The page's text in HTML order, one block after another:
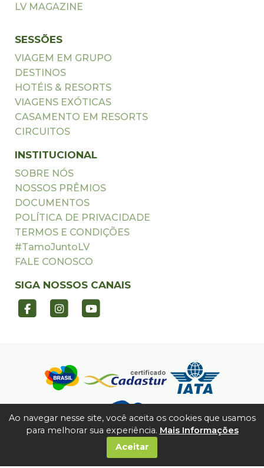
LV MAGAZINE
SESSÕES
VIAGEM EM GRUPO
DESTINOS
HOTÉIS & RESORTS
VIAGENS EXÓTICAS
CASAMENTO EM RESORTS
CIRCUITOS
INSTITUCIONAL
SOBRE NÓS
NOSSOS PRÊMIOS
DOCUMENTOS
POLÍTICA DE PRIVACIDADE
TERMOS E CONDIÇÕES
#TamoJuntoLV
FALE CONOSCO
SIGA NOSSOS CANAIS
Ao navegar nesse site, você aceita os cookies que usamos
para melhorar sua experiência. Mais Informações
Aceitar